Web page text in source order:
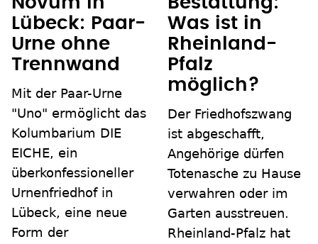
Lübeck: Paar-
Urne ohne
Trennwand
Mit der Paar-Urne
"Uno" ermöglicht das
Kolumbarium DIE
EICHE, ein
überkonfessioneller
Urnenfriedhof in
Lübeck, eine neue
Form der
Was ist in
Rheinland-
Pfalz
möglich?
Der Friedhofszwang
ist abgeschafft,
Angehörige dürfen
Totenasche zu Hause
verwahren oder im
Garten ausstreuen.
Rheinland-Pfalz hat